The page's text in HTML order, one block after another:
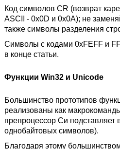
Код символов CR (возврат
ASCII - 0x0D и 0x0A); не
также символы разделения
Символы с кодами 0xFEFF и
в конце статьи.
Функции Win32 и Unicode
Большинство прототипов
реализованы как
препроцессор Си
однобайтовых символов).
Благодаря этому